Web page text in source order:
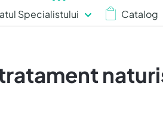
Specialistului Catalog